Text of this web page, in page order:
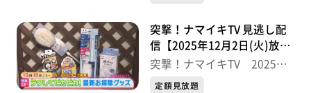
突撃！ナマイキTV 見逃し配
信【2025年12月2日(火)放送
分】
突撃！ナマイキTV 2025後
半
定額見放題